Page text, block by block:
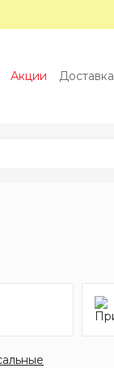
Акции Доставка